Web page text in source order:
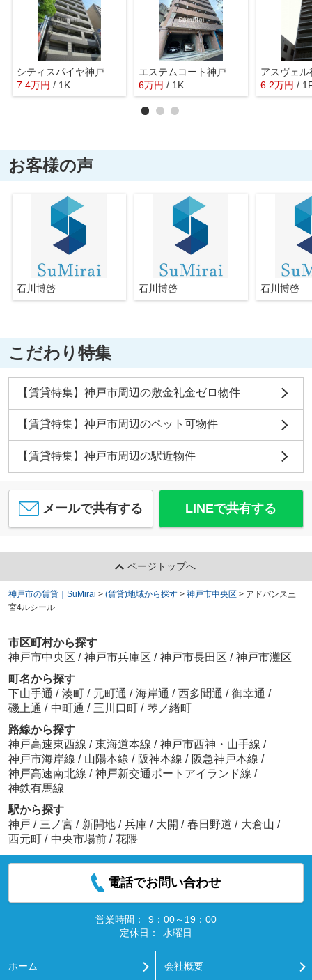
7.4万円 / 1K
6万円 / 1K
アスヴェ
6.2万円 /
お客様の声
石川博啓 石川博啓 石川博啓
こだわり特集
【賃貸特集】神戸市周辺の敷金礼金ゼロ物件
【賃貸特集】神戸市周辺のペット可物件
【賃貸特集】神戸市周辺の駅近物件
メールで共有する LINEで共有する
ページトップへ
神戸市の賃貸｜SuMirai > (賃貸)地域から探す > 神戸市中央区 > アドバンス三
宮4ルシール
市区町村から探す
神戸市中央区 / 神戸市兵庫区 / 神戸市長田区 / 神戸市灘区
町名から探す
下山手通 / 湊町 / 元町通 / 海岸通 / 西多聞通 / 御幸通 /
磯上通 / 中町通 / 三川口町 / 琴ノ緒町
路線から探す
神戸高速東西線 / 東海道本線 / 神戸市西神・山手線 /
神戸市海岸線 / 山陽本線 / 阪神本線 / 阪急神戸本線 /
神戸高速南北線 / 神戸新交通ポートアイランド線 /
神鉄有馬線
駅から探す
神戸 / 三ノ宮 / 新開地 / 兵庫 / 大開 / 春日野道 / 大倉山 /
西元町 / 中央市場前 / 花隈
電話でお問い合わせ
営業時間：
9：00～19：00
定休日：
水曜日
ホーム 会社概要